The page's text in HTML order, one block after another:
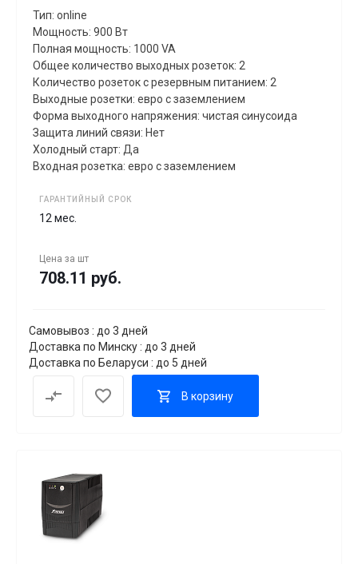
Тип: online
Мощность: 900 Вт
Полная мощность: 1000 VA
Общее количество выходных розеток: 2
Количество розеток с резервным питанием: 2
Выходные розетки: евро с заземлением
Форма выходного напряжения: чистая синусоида
Защита линий связи: Нет
Холодный старт: Да
Входная розетка: евро с заземлением
ГАРАНТИЙНЫЙ СРОК
12 мес.
Цена за шт
708.11 руб.
Самовывоз : до 3 дней
Доставка по Минску : до 3 дней
Доставка по Беларуси : до 5 дней
В корзину